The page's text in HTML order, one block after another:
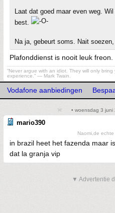
Laat dat goed maar even weg.
best.
Na ja, gebeurt soms. Nait soezen,
Plafonddienst is nooit leuk freon.
“Never argue with an idiot. They will only
experience.” ― Mark Twain.
Vodafone aanbiedingen
• woensdag 3 juni
mario390
Naomi,de
in brazil heet het fazenda maar
dat la granja vip
▼ Advertentie